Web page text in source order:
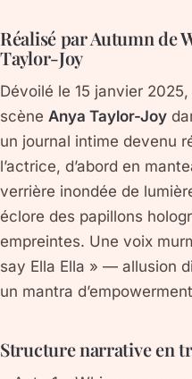
Réalisé par Autumn de
Taylor-Joy
Dévoilé le 15 janvier
scène Anya Taylor-Joy
un journal intime devenu
l’actrice, d’abord en
verrière inondée de
éclore des papillons
empreintes. Une voix
say Ella Ella » — allusion
un mantra
Structure narrative en